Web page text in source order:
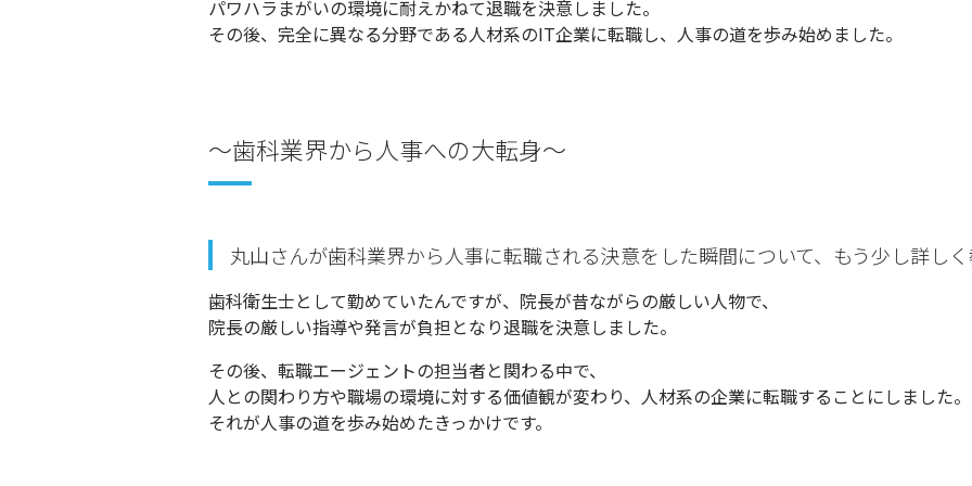
パワハラまがいの環境に耐えかねて退職を決意しました。
その後、完全に異なる分野である人材系のIT企業に転職し、人事の道を歩み始めました。
〜歯科業界から人事への大転身〜
丸山さんが歯科業界から人事に転職される決意をした瞬間について、もう少し詳し
歯科衛生士として勤めていたんですが、院長が昔ながらの厳しい人物で、
院長の厳しい指導や発言が負担となり退職を決意しました。
その後、転職エージェントの担当者と関わる中で、
人との関わり方や職場の環境に対する価値観が変わり、人材系の企業に転職することにしました。
それが人事の道を歩み始めたきっかけです。